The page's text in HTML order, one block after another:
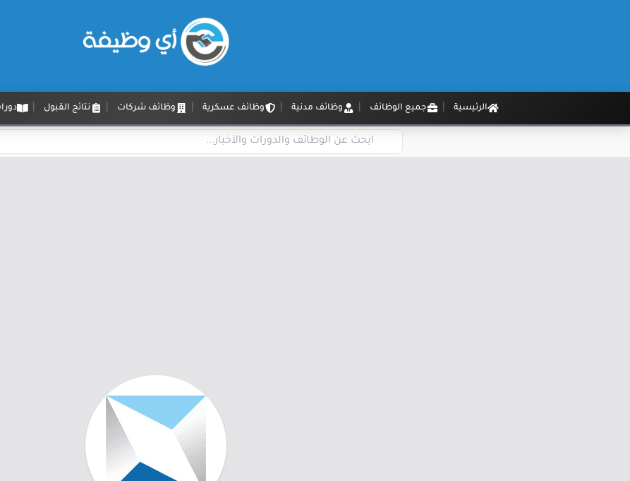
الرئيسية جميع الوظائف وظائف مدنية وظائف عسكرية وظائف شركات نتائج القبول